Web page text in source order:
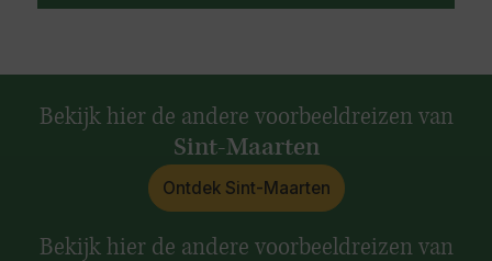
Bekijk hier de andere voorbeeldreizen van
Sint-Maarten
Ontdek Sint-Maarten
Bekijk hier de andere voorbeeldreizen van